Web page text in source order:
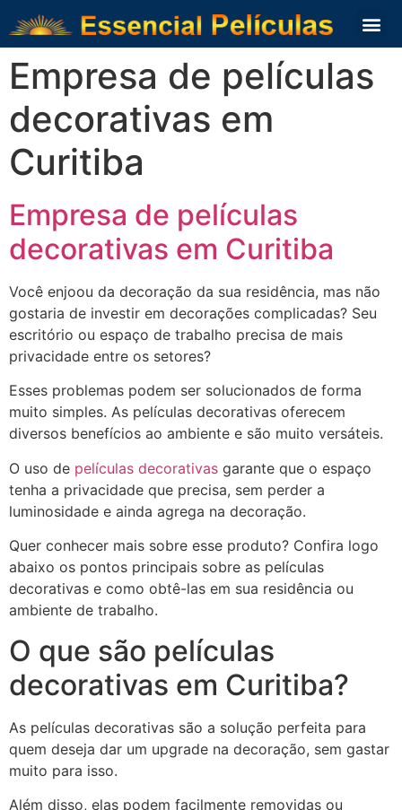
Empresa de películas
decorativas em
Curitiba
Empresa de películas
decorativas em Curitiba
Você enjoou da decoração da sua residência, mas não
gostaria de investir em decorações complicadas? Seu
escritório ou espaço de trabalho precisa de mais
privacidade entre os setores?
Esses problemas podem ser solucionados de forma
muito simples. As películas decorativas oferecem
diversos benefícios ao ambiente e são muito versáteis.
O uso de películas decorativas garante que o espaço
tenha a privacidade que precisa, sem perder a
luminosidade e ainda agrega na decoração.
Quer conhecer mais sobre esse produto? Confira logo
abaixo os pontos principais sobre as películas
decorativas e como obtê-las em sua residência ou
ambiente de trabalho.
O que são películas
decorativas em Curitiba?
As películas decorativas são a solução perfeita para
quem deseja dar um upgrade na decoração, sem gastar
muito para isso.
Além disso, elas podem facilmente removidas ou